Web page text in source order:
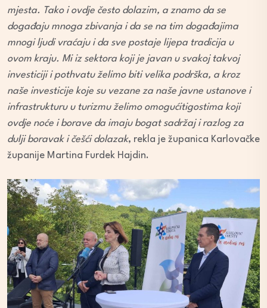
mjesta. Tako i ovdje često dolazim, a znamo da se
događaju mnoga zbivanja i da se na tim događajima
mnogi ljudi vraćaju i da sve postaje lijepa tradicija u
ovom kraju. Mi iz sektora koji je javan u svakoj takvoj
investiciji i pothvatu želimo biti velika podrška, a kroz
naše investicije koje su vezane za naše javne ustanove i
infrastrukturu u turizmu želimo omogućitigostima koji
ovdje noće i borave da imaju bogat sadržaj i razlog za
dulji boravak i češći dolazak, rekla je županica Karlovačke
županije Martina Furdek Hajdin.